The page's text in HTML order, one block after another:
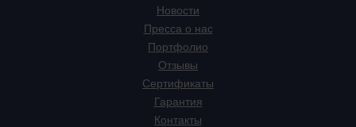
Новости
Пресса о нас
Портфолио
Отзывы
Сертификаты
Гарантия
Контакты